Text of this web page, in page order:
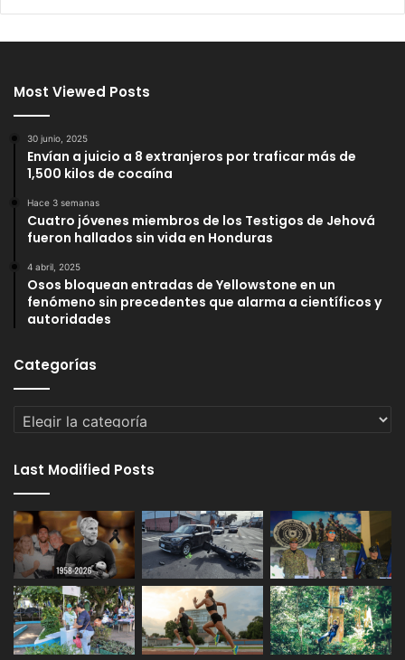
Most Viewed Posts
30 junio, 2025
Envían a juicio a 8 extranjeros por traficar más de
1,500 kilos de cocaína
Hace 3 semanas
Cuatro jóvenes miembros de los Testigos de Jehová
fueron hallados sin vida en Honduras
4 abril, 2025
Osos bloquean entradas de Yellowstone en un
fenómeno sin precedentes que alarma a científicos y
autoridades
Categorías
Categorías
Last Modified Posts